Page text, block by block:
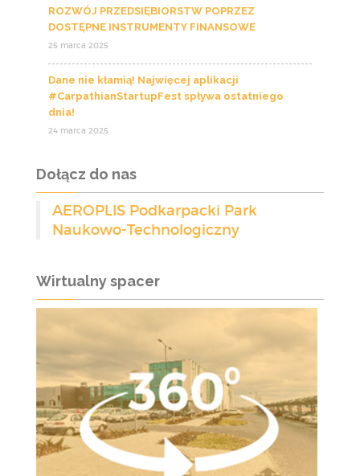
ROZWÓJ PRZEDSIĘBIORSTW POPRZEZ
DOSTĘPNE INSTRUMENTY FINANSOWE
25 marca 2025
Dane nie kłamią! Najwięcej aplikacji
#CarpathianStartupFest spływa ostatniego
dnia!
24 marca 2025
Dołącz do nas
AEROPLIS Podkarpacki Park
Naukowo-Technologiczny
Wirtualny spacer